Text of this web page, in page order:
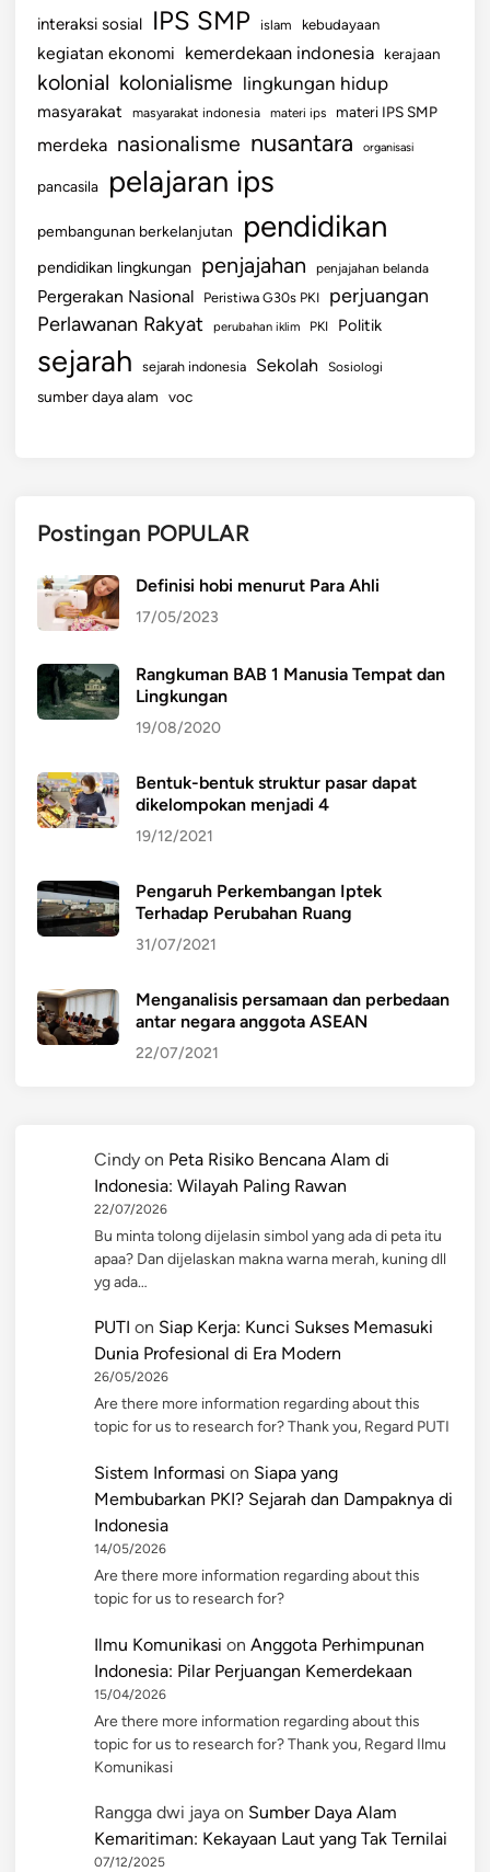
interaksi sosial IPS SMP islam kebudayaan
kegiatan ekonomi kemerdekaan indonesia kerajaan
kolonial kolonialisme lingkungan hidup
masyarakat masyarakat indonesia materi ips materi IPS SMP
merdeka nasionalisme nusantara organisasi
pancasila pelajaran ips
pembangunan berkelanjutan pendidikan
pendidikan lingkungan penjajahan penjajahan belanda
Pergerakan Nasional Peristiwa G30s PKI perjuangan
Perlawanan Rakyat perubahan iklim PKI Politik
sejarah sejarah indonesia Sekolah Sosiologi
sumber daya alam voc
Postingan POPULAR
Definisi hobi menurut Para Ahli
17/05/2023
Rangkuman BAB 1 Manusia Tempat dan
Lingkungan
19/08/2020
Bentuk-bentuk struktur pasar dapat
dikelompokan menjadi 4
19/12/2021
Pengaruh Perkembangan Iptek
Terhadap Perubahan Ruang
31/07/2021
Menganalisis persamaan dan perbedaan
antar negara anggota ASEAN
22/07/2021
Cindy on Peta Risiko Bencana Alam di
Indonesia: Wilayah Paling Rawan
22/07/2026
Bu minta tolong dijelasin simbol yang ada di peta itu
apaa? Dan dijelaskan makna warna merah, kuning dll
yg ada…
PUTI on Siap Kerja: Kunci Sukses Memasuki
Dunia Profesional di Era Modern
26/05/2026
Are there more information regarding about this
topic for us to research for? Thank you, Regard PUTI
Sistem Informasi on Siapa yang
Membubarkan PKI? Sejarah dan Dampaknya di
Indonesia
14/05/2026
Are there more information regarding about this
topic for us to research for?
Ilmu Komunikasi on Anggota Perhimpunan
Indonesia: Pilar Perjuangan Kemerdekaan
15/04/2026
Are there more information regarding about this
topic for us to research for? Thank you, Regard Ilmu
Komunikasi
Rangga dwi jaya on Sumber Daya Alam
Kemaritiman: Kekayaan Laut yang Tak Ternilai
07/12/2025